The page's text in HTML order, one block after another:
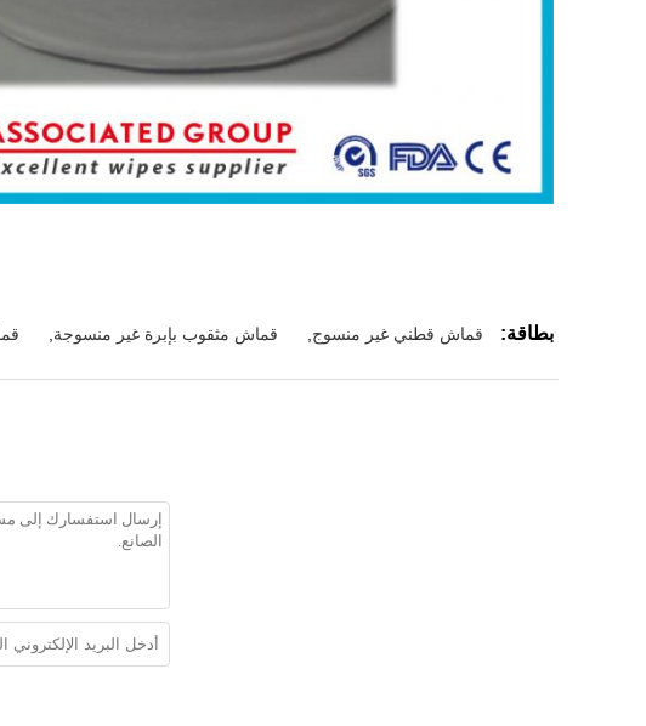
بطاقة: قماش قطني غير منسوج قماش مثقوب بإبرة غير منسوجة